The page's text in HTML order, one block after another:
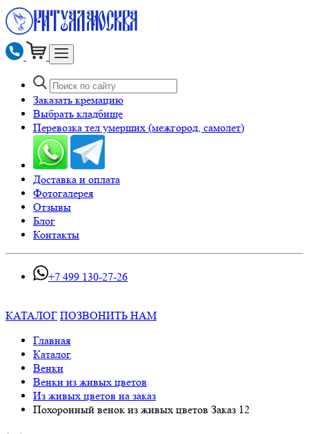
Заказать кремацию
Выбрать кладбище
Перевозка тел умерших (межгород, самолет)
Доставка и оплата
Фотогалерея
Отзывы
Блог
Контакты
+7 499 130-27-26
КАТАЛОГ ПОЗВОНИТЬ НАМ
Главная
Каталог
Венки
Венки из живых цветов
Из живых цветов на заказ
Похоронный венок из живых цветов Заказ 12